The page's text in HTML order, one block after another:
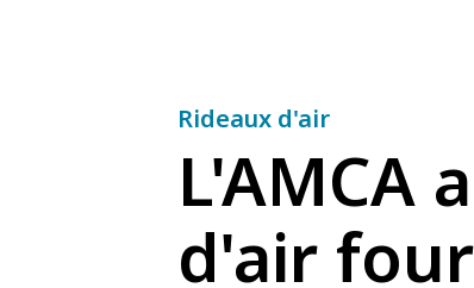
L'AMCA
d'air
Rideaux d'air